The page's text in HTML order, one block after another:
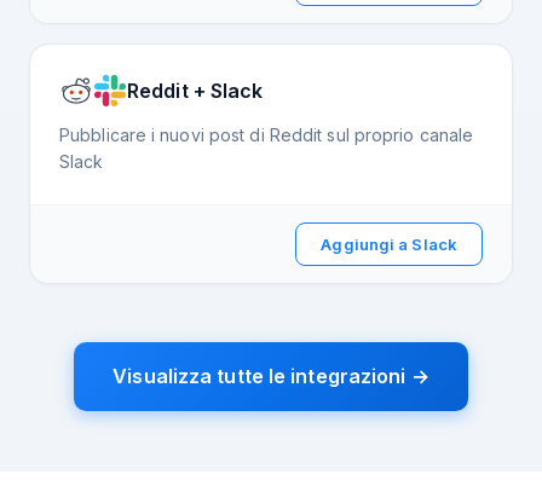
Reddit + Slack
Pubblicare i nuovi post di Reddit sul proprio canale
Slack
Aggiungi a Slack
Visualizza tutte le integrazioni →